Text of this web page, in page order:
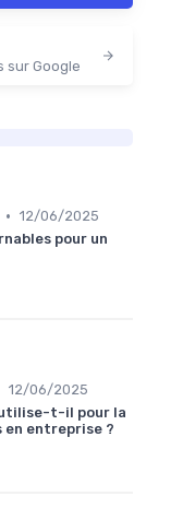
sur Google
• 12/06/2025
pour un
12/06/2025
utilise-t-il pour la
entreprise ?